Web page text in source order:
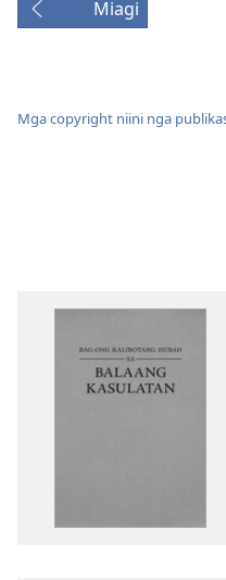
Miagi
Mga copyright niini nga